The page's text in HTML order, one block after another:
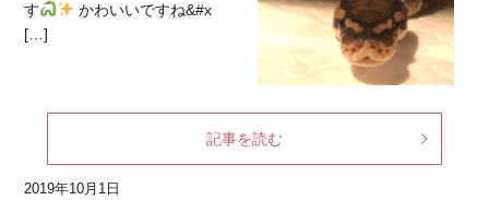
す
かわいいですね&#x
[…]
記事を読む
2019年10月1日